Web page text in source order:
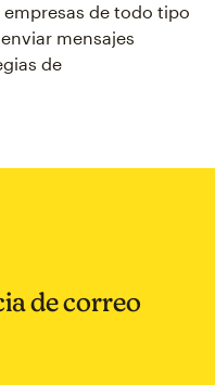
de todo tipo
mensajes
de
de correo